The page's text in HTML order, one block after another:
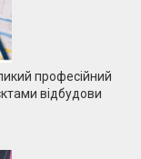
професійний
відбудови